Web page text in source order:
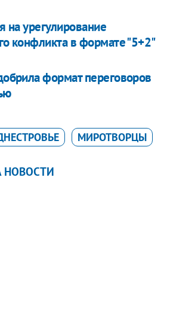
на урегулирование
конфликта в формате "5+2"
формат переговоров
МИРОТВОРЦЫ
НОВОСТИ